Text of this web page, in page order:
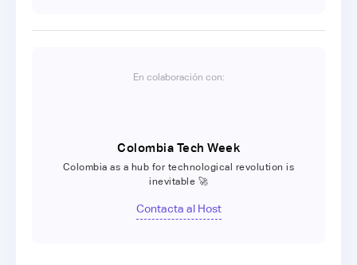
En colaboración con:
Colombia Tech Week
Colombia as a hub for technological revolution is
inevitable 🚀
Contacta al Host